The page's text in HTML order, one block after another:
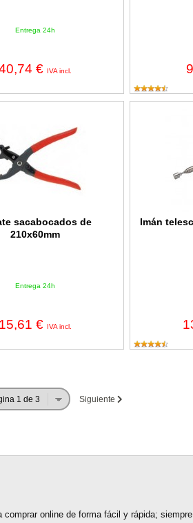
Entrega 24h
€ IVA incl.
sacabocados de
210x60mm
Entrega 24h
15,61 € IVA incl.
Imán
Siguiente
online de forma fácil y rápida;